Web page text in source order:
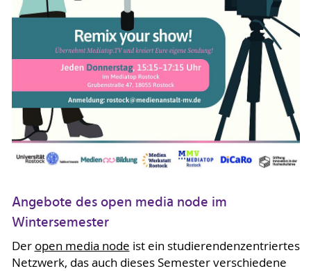
Angebote des open media node im
Wintersemester
Der open media node ist ein studierendenzentriertes
Netzwerk, das auch dieses Semester verschiedene